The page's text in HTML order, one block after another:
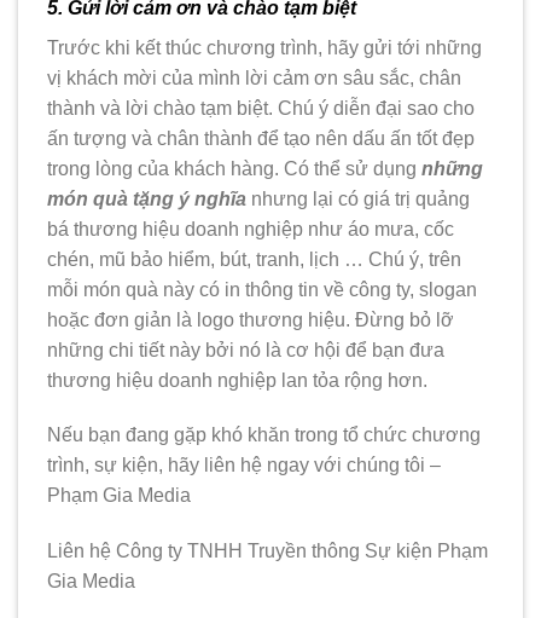
5. Gửi lời cảm ơn và chào tạm biệt
Trước khi kết thúc chương trình, hãy gửi tới những
vị khách mời của mình lời cảm ơn sâu sắc, chân
thành và lời chào tạm biệt. Chú ý diễn đại sao cho
ấn tượng và chân thành để tạo nên dấu ấn tốt đẹp
trong lòng của khách hàng. Có thể sử dụng những
món quà tặng ý nghĩa nhưng lại có giá trị quảng
bá thương hiệu doanh nghiệp như áo mưa, cốc
chén, mũ bảo hiểm, bút, tranh, lịch … Chú ý, trên
mỗi món quà này có in thông tin về công ty, slogan
hoặc đơn giản là logo thương hiệu. Đừng bỏ lỡ
những chi tiết này bởi nó là cơ hội để bạn đưa
thương hiệu doanh nghiệp lan tỏa rộng hơn.
Nếu bạn đang gặp khó khăn trong tổ chức chương
trình, sự kiện, hãy liên hệ ngay với chúng tôi –
Phạm Gia Media
Liên hệ Công ty TNHH Truyền thông Sự kiện Phạm
Gia Media